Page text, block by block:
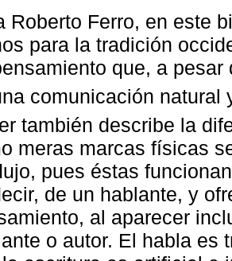
Roberto Ferro, en este
para la tradición
que, a
comunicación natural
también describe la
meras marcas físicas
pues éstas
de un hablante, y
al aparecer
o autor. El habla es